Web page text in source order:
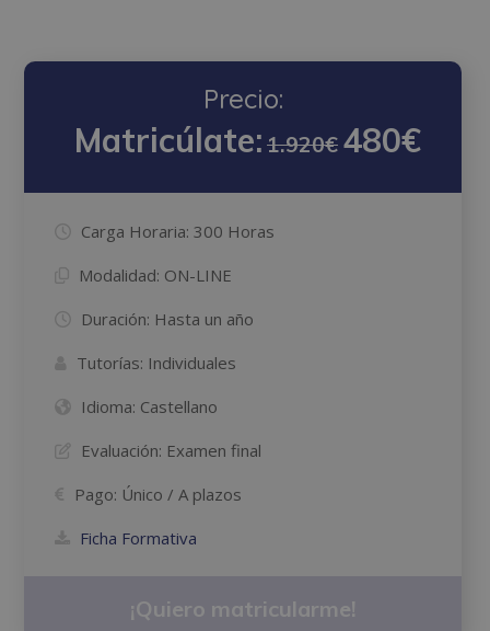
Precio:
Matricúlate:1.920€ 480€
Carga Horaria: 300 Horas
Modalidad: ON-LINE
Duración: Hasta un año
Tutorías: Individuales
Idioma: Castellano
Evaluación: Examen final
Pago: Único / A plazos
Ficha Formativa
¡Quiero matricularme!